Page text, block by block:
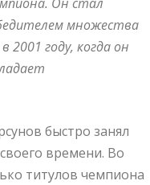
множества
2001 году, когда он
быстро занял
времени. Во
титулов чемпиона